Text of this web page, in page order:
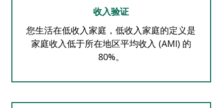
收入验证
您生活在低收入家庭，低收入家庭的定义是
家庭收入低于所在地区平均收入 (AMI) 的
80%。